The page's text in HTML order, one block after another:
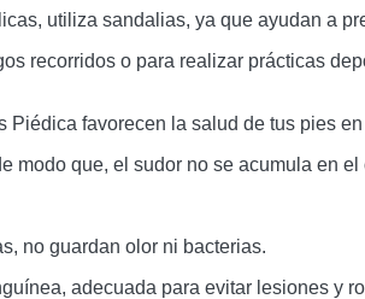
utiliza sandalias, ya que ayudan a
recorridos o para realizar prácticas
favorecen la salud de tus pies
modo que, el sudor no se acumula en
no guardan olor ni bacterias.
adecuada para evitar lesiones y